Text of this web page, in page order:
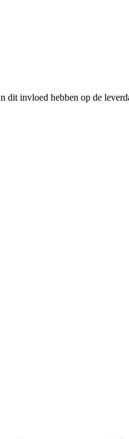
dit invloed hebben op de